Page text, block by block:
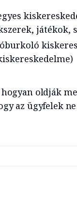
játékok,
oldják
az ügyfelek